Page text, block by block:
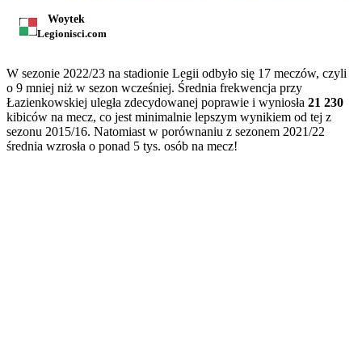
Woytek
Legionisci.com
W sezonie 2022/23 na stadionie Legii odbyło się 17 meczów, czyli
o 9 mniej niż w sezon wcześniej. Średnia frekwencja przy
Łazienkowskiej uległa zdecydowanej poprawie i wyniosła 21 230
kibiców na mecz, co jest minimalnie lepszym wynikiem od tej z
sezonu 2015/16. Natomiast w porównaniu z sezonem 2021/22
średnia wzrosła o ponad 5 tys. osób na mecz!